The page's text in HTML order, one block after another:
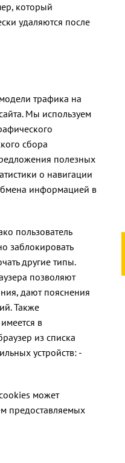
который
удаляются после
трафика на
Мы используем
сбора
полезных
о навигации
информацией в
пользователь
заблокировать
другие типы.
позволяют
дают пояснения
Также
в
из списка
устройств: -
может
предоставляемых